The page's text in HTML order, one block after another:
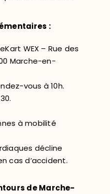
:
WEX – Rue des
Marche-en-
vous à 10h.
à mobilité
décline
cas d’accident.
de Marche-